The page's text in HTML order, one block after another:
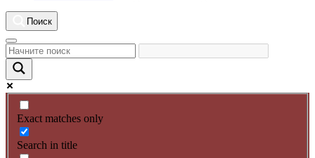
Поиск
Exact matches only
Search in title